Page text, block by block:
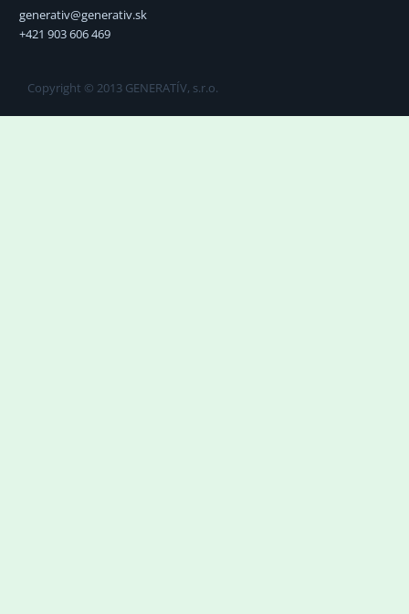
generativ@generativ.sk
+421 903 606 469
Copyright © 2013 GENERATÍV, s.r.o.